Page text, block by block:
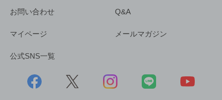
お問い合わせ Q&A
マイページ メールマガジン
公式SNS一覧